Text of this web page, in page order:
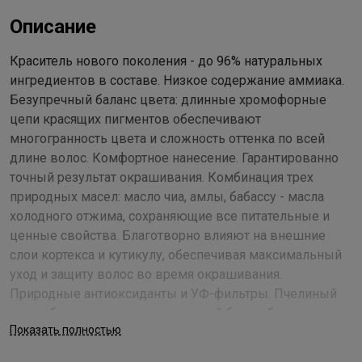
Описание
Краситель нового поколения - до 96% натуральных
ингредиентов в составе. Низкое содержание аммиака.
Безупречный баланс цвета: длинные хромофорные
цепи красящих пигментов обеспечивают
многогранность цвета и сложность оттенка по всей
длине волос. Комфортное нанесение. Гарантированно
точный результат окрашивания. Комбинация трех
природных масел: масло чиа, амлы, бабассу - масла
холодного отжима, сохраняющие все питательные и
ценные свойства. Благотворно влияют на внешние
слои кортекса и кутикулу, обеспечивая максимальный
уход и защиту волос во время окрашивания.
Природные антиоксиданты и УФ-фильтры. Пчелиный
созданию легкой дышащей пленки на кутикулярном
Показать полностью